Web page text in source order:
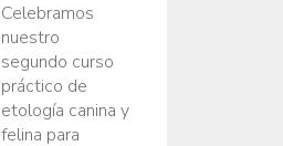
Celebramos
nuestro
segundo curso
práctico de
etología canina y
felina para